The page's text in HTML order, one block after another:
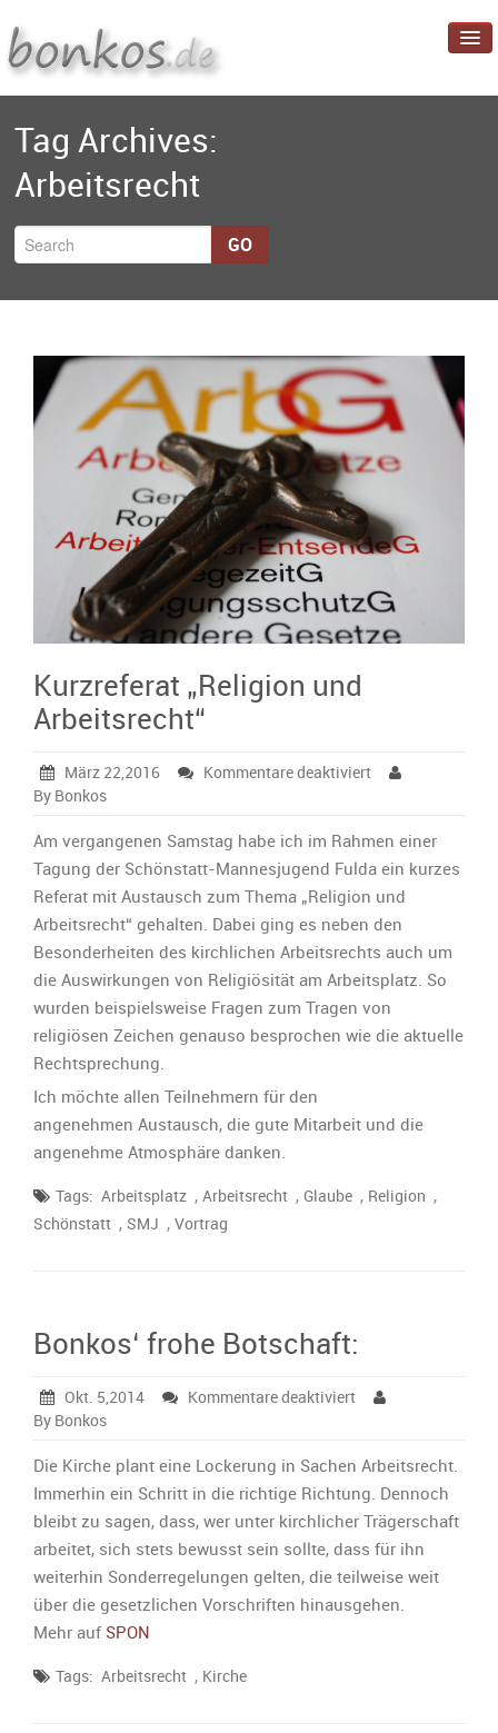
Startseite
Blog
Projekte
Über mich
Tag Archives:
Arbeitsrecht
GO
Kurzreferat „Religion und
Arbeitsrecht“
März 22,2016 Kommentare deaktiviertfür
und
Arbeitsrecht“
By Bonkos
Am vergangenen Samstag habe ich im Rahmen einer
Tagung der Schönstatt-Mannesjugend Fulda ein kurzes
Referat mit Austausch zum Thema „Religion und
Arbeitsrecht“ gehalten. Dabei ging es neben den
Besonderheiten des kirchlichen Arbeitsrechts auch um
die Auswirkungen von Religiösität am Arbeitsplatz. So
wurden beispielsweise Fragen zum Tragen von
religiösen Zeichen genauso besprochen wie die aktuelle
Rechtsprechung.
Ich möchte allen Teilnehmern für den
angenehmen Austausch, die gute Mitarbeit und die
angenehme Atmosphäre danken.
Tags: Arbeitsplatz , Arbeitsrecht , Glaube , Religion ,
Schönstatt , SMJ , Vortrag
Bonkos‘ frohe Botschaft:
Okt. 5,2014 Kommentare deaktiviertfür
Botschaft:
By Bonkos
Die Kirche plant eine Lockerung in Sachen Arbeitsrecht.
Immerhin ein Schritt in die richtige Richtung. Dennoch
bleibt zu sagen, dass, wer unter kirchlicher Trägerschaft
arbeitet, sich stets bewusst sein sollte, dass für ihn
weiterhin Sonderregelungen gelten, die teilweise weit
über die gesetzlichen Vorschriften hinausgehen.
Mehr auf SPON
Tags: Arbeitsrecht , Kirche